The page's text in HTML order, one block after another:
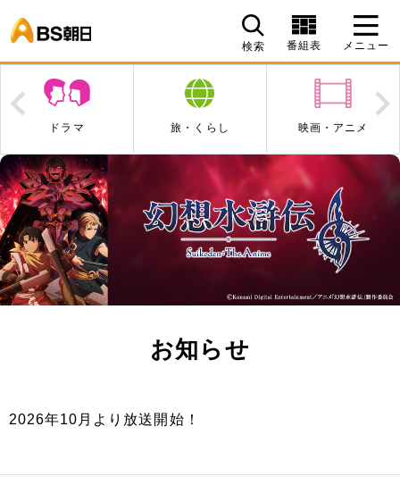
検索 番組表 メニュー
ドラマ 旅・くらし 映画・アニメ
Prev
お知らせ
2026年10月より放送開始！